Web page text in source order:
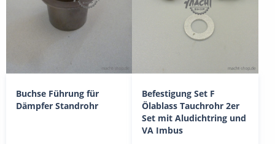
Buchse Führung für
Dämpfer Standrohr
Befestigung Set F
Ölablass Tauchrohr 2er
Set mit Aludichtring und
VA Imbus